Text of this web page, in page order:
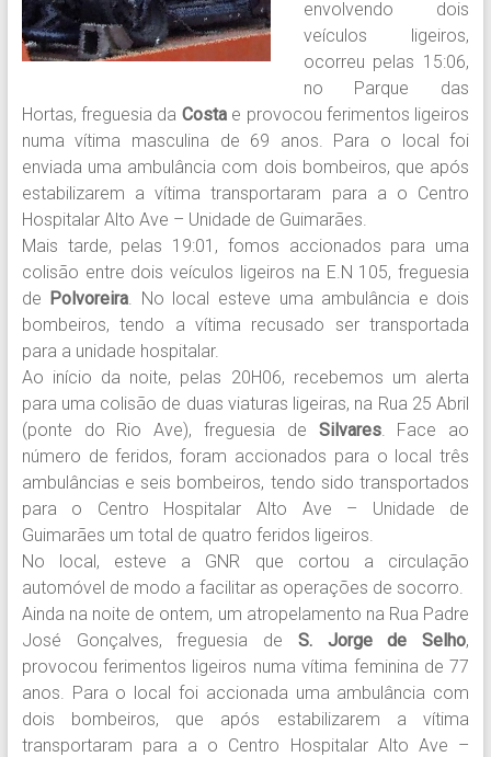
envolvendo dois
veículos ligeiros,
ocorreu pelas 15:06,
no Parque das
Hortas, freguesia da Costae provocou ferimentos ligeiros
numa vítima masculina de 69 anos. Para o local foi
enviada uma ambulância com dois bombeiros, que após
estabilizarem a vítima transportaram para a o Centro
Hospitalar Alto Ave – Unidade de Guimarães.
Mais tarde, pelas 19:01, fomos accionados para uma
colisão entre dois veículos ligeiros na E.N 105, freguesia
de Polvoreira . No local esteve uma ambulância e dois
bombeiros, tendo a vítima recusado ser transportada
para a unidade hospitalar.
Ao início da noite, pelas 20H06, recebemos um alerta
para uma colisão de duas viaturas ligeiras, na Rua 25 Abril
(ponte do Rio Ave), freguesia de Silvares. Face ao
número de feridos, foram accionados para o local três
ambulâncias e seis bombeiros, tendo sido transportados
para o Centro Hospitalar Alto Ave – Unidade de
Guimarães um total de quatro feridos ligeiros.
No local, esteve a GNR que cortou a circulação
automóvel de modo a facilitar as operações de socorro.
Ainda na noite de ontem, um atropelamento na Rua Padre
José Gonçalves, freguesia de S. Jorge de Selho,
provocou ferimentos ligeiros numa vítima feminina de 77
anos. Para o local foi accionada uma ambulância com
dois bombeiros, que após estabilizarem a vítima
transportaram para a o Centro Hospitalar Alto Ave –